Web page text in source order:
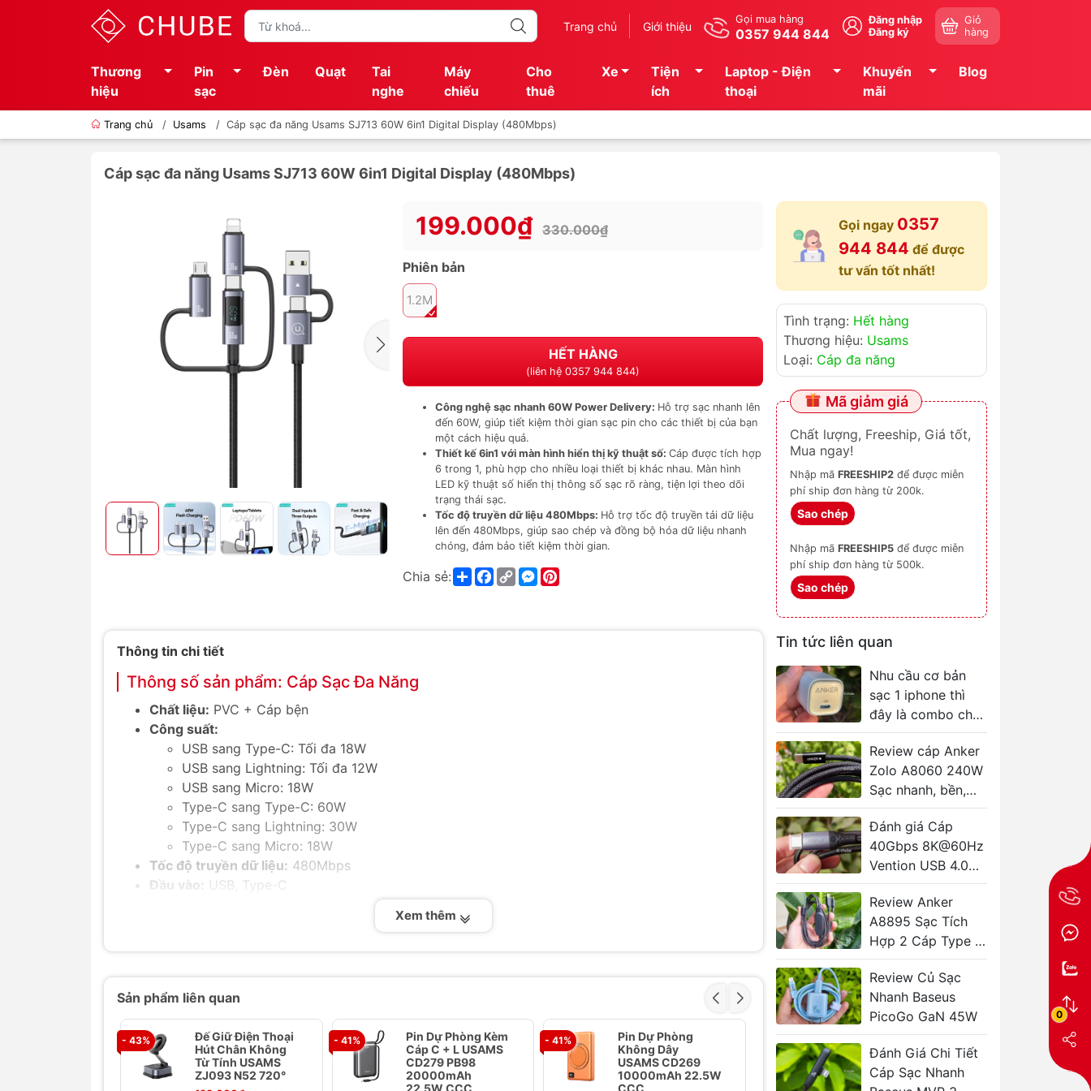
Trang chủ Giới thiệu Gọi mua hàng
0357 944 844
Đăng nhập
Đăng ký
Giỏ
hàng
Thương
hiệu
Pin
sạc
Đèn Quạt
Tai
nghe
Máy
chiếu
Cho
thuê
Xe
Tiện
ích
Laptop - Điện
thoại
Khuyến
mãi
Blog
Trang chủ / Usams / Cáp sạc đa năng Usams SJ713 60W 6in1 Digital Display (480Mbps)
Cáp sạc đa năng Usams SJ713 60W 6in1 Digital Display (480Mbps)
199.000₫ 330.000₫
Phiên bản
1.2M
HẾT HÀNG
(liên hệ 0357 944 844)
Công nghệ sạc nhanh 60W Power Delivery: Hỗ trợ sạc nhanh lên
đến 60W, giúp tiết kiệm thời gian sạc pin cho các thiết bị của bạn
một cách hiệu quả.
Thiết kế 6in1 với màn hình hiển thị kỹ thuật số: Cáp được tích hợp
6 trong 1, phù hợp cho nhiều loại thiết bị khác nhau. Màn hình
LED kỹ thuật số hiển thị thông số sạc rõ ràng, tiện lợi theo dõi
trạng thái sạc.
Tốc độ truyền dữ liệu 480Mbps: Hỗ trợ tốc độ truyền tải dữ liệu
lên đến 480Mbps, giúp sao chép và đồng bộ hóa dữ liệu nhanh
chóng, đảm bảo tiết kiệm thời gian.
0
Chia sẻ: ShareFacebook
Copy
Link
Messenger
Gọi ngay 0357
944 844 để được
tư vấn tốt nhất!
Tình trạng: Hết hàng
Thương hiệu: Usams
Loại: Cáp đa năng
Mã giảm giá
Chất lượng, Freeship, Giá tốt,
Mua ngay!
Nhập mã FREESHIP2
phí ship đơn hàng từ 200k.
Sao chép
Nhập mã FREESHIP5
phí ship đơn hàng từ 500k.
Sao chép
Tin tức liên quan
Nhu cầu cơ bản
sạc 1 iphone thì
đây là combo chân
ái từ Anker
Review cáp Anker
Zolo A8060 240W
Sạc nhanh, bền,
giá tốt bất ngờ
Đánh giá Cáp
40Gbps 8K@60Hz
Vention USB 4.0
240W TAVHF
Review Anker
A8895 Sạc Tích
Hợp 2 Cáp Type C
140W Tiện Lợi
Review Củ Sạc
Nhanh Baseus
PicoGo GaN 45W
Đánh Giá Chi Tiết
Cáp Sạc Nhanh
Thông tin chi tiết
Thông số sản phẩm: Cáp Sạc Đa Năng
Chất liệu: PVC + Cáp bện
Công suất:
USB sang Type-C: Tối đa 18W
USB sang Lightning: Tối đa 12W
USB sang Micro: 18W
Type-C sang Type-C: 60W
Type-C sang Lightning: 30W
Type-C sang Micro: 18W
Tốc độ truyền dữ liệu: 480Mbps
Đầu vào: USB, Type-C
Dành cho các thiết bị kỹ thuật số
Đầu vào hai cổng và đầu ra ba cổng, tương thích rộng rãi.
Cáp bện mật độ cao, thiết kế hợp kim nhôm, thực tế và bền bỉ.
Hiển thị công suất sạc theo thời gian thực.
Giới Thiệu Cáp Sạc Đa Năng USAMS SJ713 60W 6in1 Digital Display
(480Mbps)
Xem thêm
Sản phẩm liên quan
- 43%
Đế Giữ Điện Thoại
Hút Chân Không
Từ Tính USAMS
ZJ093 N52 720°
- 41%
Pin Dự Phòng Kèm
Cáp C + L USAMS
CD279 PB98
20000mAh
22.5W CCC
- 41%
Pin Dự Phòng
Không Dây
USAMS CD269
10000mAh 22.5W
CCC
- 42%
Pin Dự Phòng Kèm
Cáp USB-C +
Lightning USAMS
CD281 10000mAh
22.5W
Túi
phẩm
USAMS
189.000₫